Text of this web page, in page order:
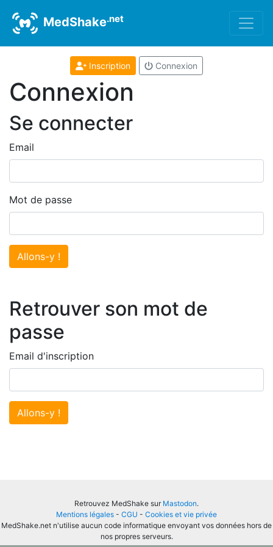
MedShake.net
Inscription Connexion
Connexion
Se connecter
Email
Mot de passe
Allons-y !
Retrouver son mot de
passe
Email d'inscription
Allons-y !
Retrouvez MedShake sur Mastodon.
Mentions légales - CGU - Cookies et vie privée
MedShake.net n'utilise aucun code informatique envoyant vos données hors de
nos propres serveurs.